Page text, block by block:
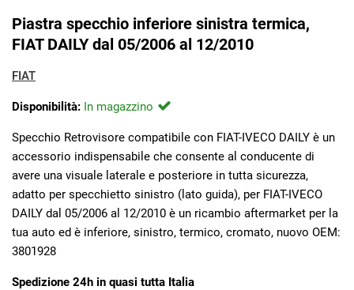
Piastra specchio inferiore sinistra termica,
FIAT DAILY dal 05/2006 al 12/2010
FIAT
Disponibilità: In magazzino
Specchio Retrovisore compatibile con FIAT-IVECO DAILY è un
accessorio indispensabile che consente al conducente di
avere una visuale laterale e posteriore in tutta sicurezza,
adatto per specchietto sinistro (lato guida), per FIAT-IVECO
DAILY dal 05/2006 al 12/2010 è un ricambio aftermarket per la
tua auto ed è inferiore, sinistro, termico, cromato, nuovo OEM:
3801928
Spedizione 24h in quasi tutta Italia